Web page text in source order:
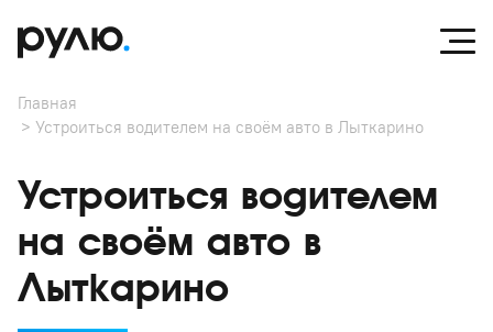
Главная
Устроиться водителем на своём авто в Лыткарино
Устроиться водителем
на своём авто в
Лыткарино